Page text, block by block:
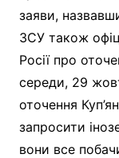
заяви,
ЗСУ також
Росії про
середи, 29
оточення
запросити
вони все